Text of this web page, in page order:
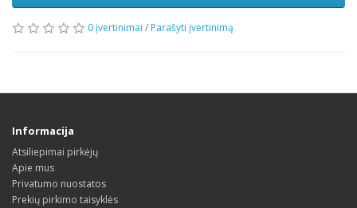
0 įvertinimai / Parašyti įvertinimą
Informacija
Atsiliepimai pirkėjų
Apie mus
Privatumo nuostatos
Prekių pirkimo taisyklės